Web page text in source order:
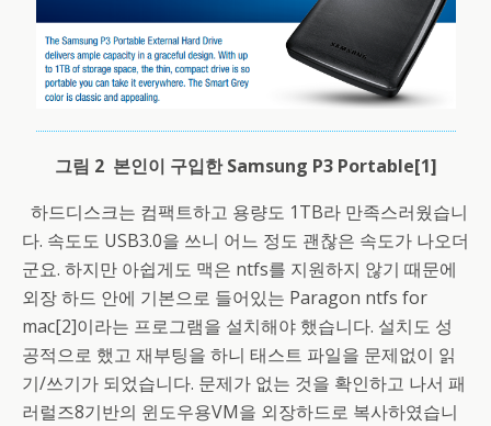
그림 2 본인이 구입한 Samsung P3 Portable[1]
하드디스크는 컴팩트하고 용량도 1TB라 만족스러웠습니
다. 속도도 USB3.0을 쓰니 어느 정도 괜찮은 속도가 나오더
군요. 하지만 아쉽게도 맥은 ntfs를 지원하지 않기 때문에
외장 하드 안에 기본으로 들어있는 Paragon ntfs for
mac[2]이라는 프로그램을 설치해야 했습니다. 설치도 성
공적으로 했고 재부팅을 하니 태스트 파일을 문제없이 읽
기/쓰기가 되었습니다. 문제가 없는 것을 확인하고 나서 패
러럴즈8기반의 윈도우용VM을 외장하드로 복사하였습니